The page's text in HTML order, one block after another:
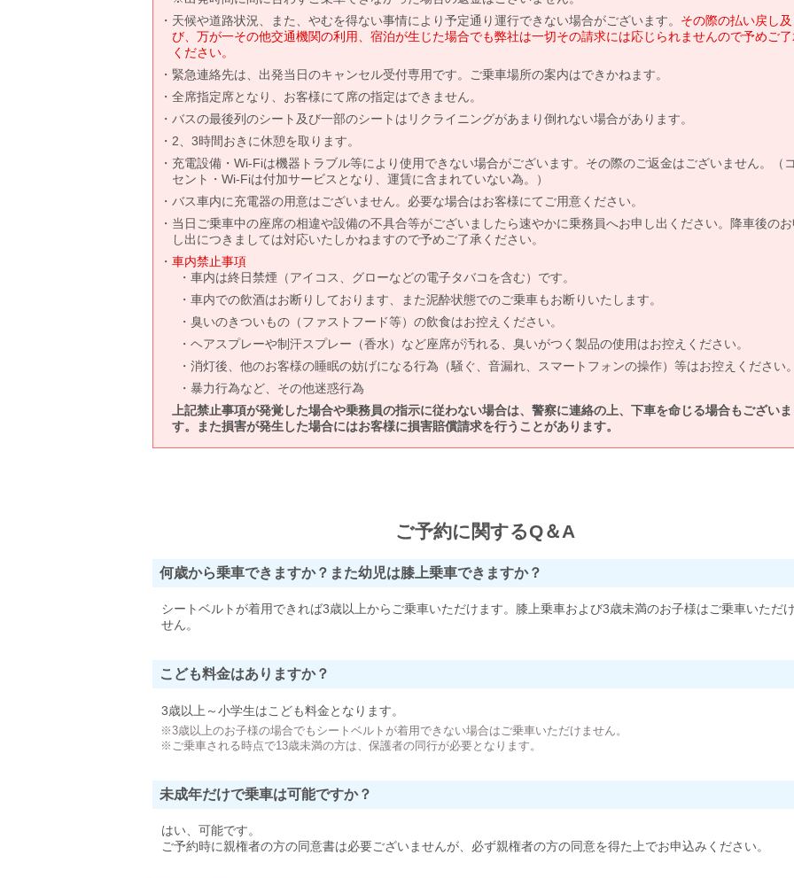
天候や道路状況、また、やむを得ない事情により予定通り運行できない場合がございます。 その際の払い戻し及
び、万が一その他交通機関の利用、宿泊が生じた場合でも弊社は一切その請求には応じられませんので予めご
ください。
緊急連絡先は、出発当日のキャンセル受付専用です。ご乗車場所の案内はできかねます。
全席指定席となり、お客様にて席の指定はできません。
バスの最後列のシート及び一部のシートはリクライニングがあまり倒れない場合があります。
2、3時間おきに休憩を取ります。
充電設備・Wi-Fiは機器トラブル等により使用できない場合がございます。その際のご返金はございません。（
セント・Wi-Fiは付加サービスとなり、運賃に含まれていない為。）
バス車内に充電器の用意はございません。必要な場合はお客様にてご用意ください。
当日ご乗車中の座席の相違や設備の不具合等がございましたら速やかに乗務員へお申し出ください。降車後の
し出につきましては対応いたしかねますので予めご了承ください。
車内禁止事項
車内は終日禁煙（アイコス、グローなどの電子タバコを含む）です。
車内での飲酒はお断りしております、また泥酔状態でのご乗車もお断りいたします。
臭いのきついもの（ファストフード等）の飲食はお控えください。
ヘアスプレーや制汗スプレー（香水）など座席が汚れる、臭いがつく製品の使用はお控えください。
消灯後、他のお客様の睡眠の妨げになる行為（騒ぐ、音漏れ、スマートフォンの操作）等はお控えください
暴力行為など、その他迷惑行為
上記禁止事項が発覚した場合や乗務員の指示に従わない場合は、警察に連絡の上、下車を命じる場合もございま
す。また損害が発生した場合にはお客様に損害賠償請求を行うことがあります。
ご予約に関するQ＆A
何歳から乗車できますか？また幼児は膝上乗車できますか？
シートベルトが着用できれば3歳以上からご乗車いただけます。膝上乗車および3歳未満のお子様はご乗車いただ
せん。
こども料金はありますか？
3歳以上～小学生はこども料金となります。
※3歳以上のお子様の場合でもシートベルトが着用できない場合はご乗車いただけません。
※ご乗車される時点で13歳未満の方は、保護者の同行が必要となります。
未成年だけで乗車は可能ですか？
はい、可能です。
ご予約時に親権者の方の同意書は必要ございませんが、必ず親権者の方の同意を得た上でお申込みください。